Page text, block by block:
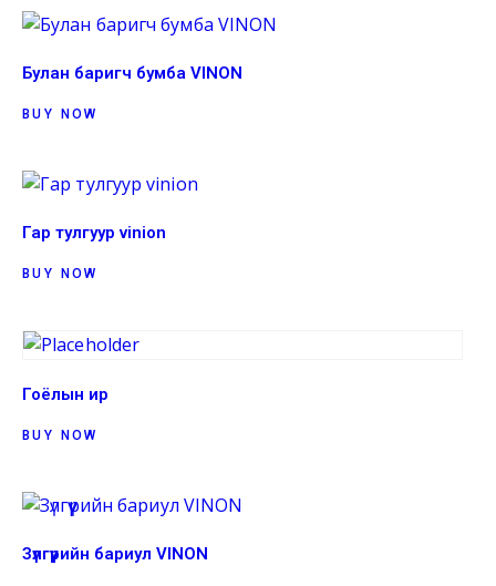
Булан баригч бумба VINON
BUY NOW
Гар тулгуур vinion
BUY NOW
Гоёлын ир
BUY NOW
Зүлгүүрийн бариул VINON